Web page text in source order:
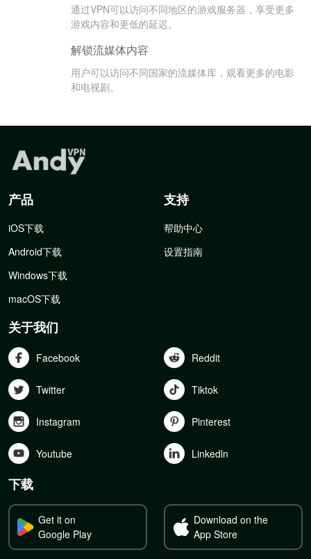
通过VPN可以访问不同地区的游戏服务器，享受更多
游戏内容和更低的延迟。
解锁流媒体内容
用户可以访问不同国家的流媒体库，观看更多的电影
和电视剧。
产品
iOS下载
Android下载
Windows下载
macOS下载
支持
帮助中心
设置指南
关于我们
Facebook Reddit
Twitter Tiktok
Instagram Pinterest
Youtube Linkedln
下载
Get it on
Google Play
Download on the
App Store